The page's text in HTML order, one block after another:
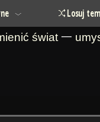
Losuj
świat 一